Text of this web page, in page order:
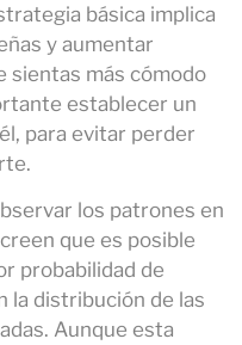
básica implica
y aumentar
sientas más cómodo
establecer un
para evitar perder
los patrones en
que es posible
probabilidad de
la distribución de las
Aunque esta